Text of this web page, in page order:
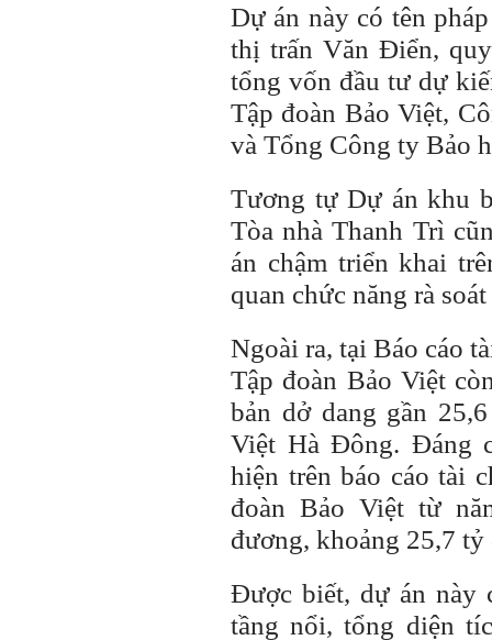
Dự án này có tên
thị trấn Văn Điển,
tổng vốn đầu tư dự
Tập đoàn Bảo Việt,
và Tổng Công ty Bảo
Tương tự Dự án khu
Tòa nhà Thanh Trì
án chậm triển khai
quan chức năng rà
Ngoài ra, tại Báo cáo
Tập đoàn Bảo Việt
bản dở dang gần
Việt Hà Đông. Đáng
hiện trên báo cáo tài
đoàn Bảo Việt từ
đương, khoảng 25,7 tỷ
Được biết, dự án này
tầng nổi, tổng diện